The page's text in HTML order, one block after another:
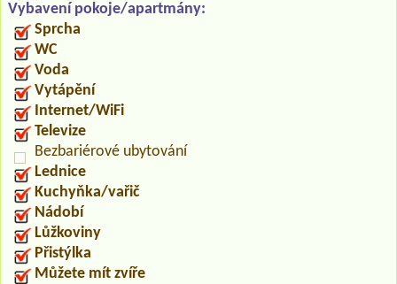
Vybavení pokoje/apartmány:
Sprcha
WC
Voda
Vytápění
Internet/WiFi
Televize
Bezbariérové ubytování
Lednice
Kuchyňka/vařič
Nádobí
Lůžkoviny
Přistýlka
Můžete mít zvíře